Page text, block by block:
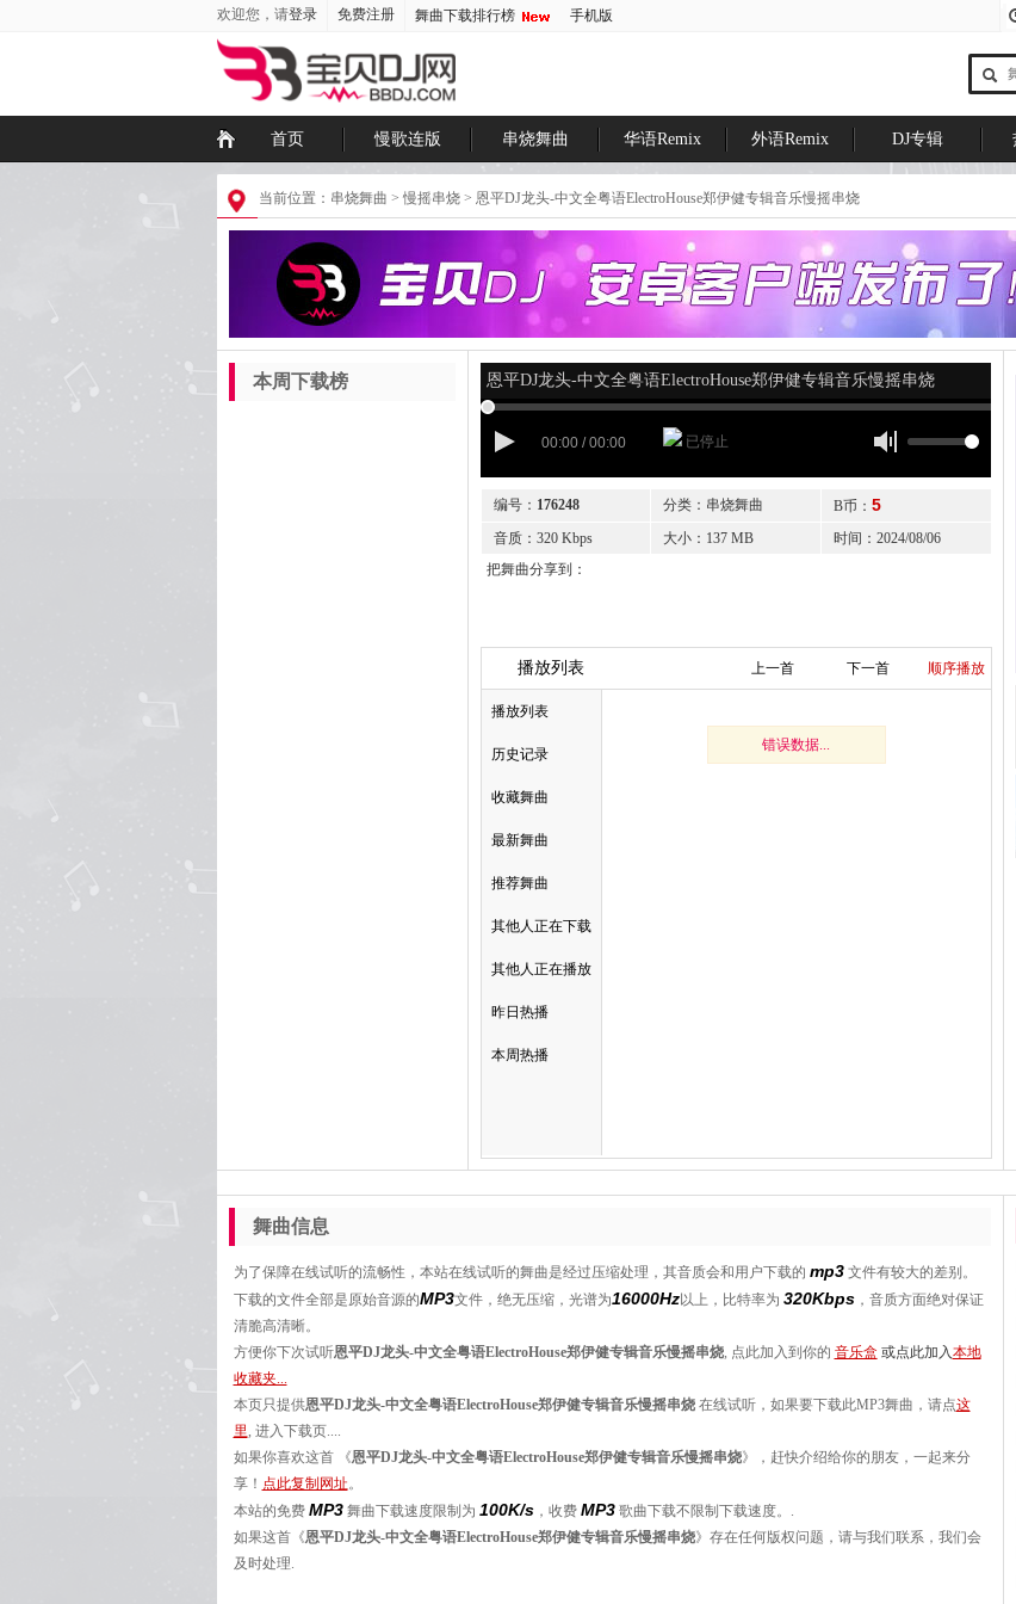
欢迎您，请登录 免费注册 舞曲下载排行榜 手机版
首页 慢歌连版 串烧舞曲 华语Remix 外语Remix DJ专辑
当前位置： 串烧舞曲 > 慢摇串烧 > 恩平DJ龙头-中文全粤语ElectroHouse郑伊健专辑音乐慢摇串烧
本周下载榜 恩平DJ龙头-中文全粤语ElectroHouse郑伊健专辑音乐慢摇串烧
00:00 / 00:00 已停止
编号： 176248 分类：串烧舞曲 B币： 5
音质：320 Kbps 大小：137 MB
时间：2024/08/06
把舞曲分享到：
播放列表 顺序播放
下一首
上一首
播放列表
历史记录
收藏舞曲
最新舞曲
推荐舞曲
其他人正在下载
其他人正在播放
昨日热播
本周热播
错误数据...
舞曲信息
为了保障在线试听的流畅性，本站在线试听的舞曲是经过压缩处理，其音质会和用户下载的 mp3文件有较大的差别。
下载的文件全部是原始音源的MP3文件，绝无压缩，光谱为16000Hz以上，比特率为 320Kbps，音质方面绝对保证
清脆高清晰。
方便你下次试听恩平DJ龙头-中文全粤语ElectroHouse郑伊健专辑音乐慢摇串烧, 点此加入到你的 音乐盒 或点此加入本地
收藏夹...
本页只提供恩平DJ龙头-中文全粤语ElectroHouse郑伊健专辑音乐慢摇串烧在线试听，如果要下载此MP3舞曲，请点这
里, 进入下载页....
如果你喜欢这首 《恩平DJ龙头-中文全粤语ElectroHouse郑伊健专辑音乐慢摇串烧》，赶快介绍给你的朋友，一起来分
享！ 点此复制网址。
本站的免费 MP3舞曲下载速度限制为 100K/s，收费 MP3歌曲下载不限制下载速度。.
如果这首《恩平DJ龙头-中文全粤语ElectroHouse郑伊健专辑音乐慢摇串烧》存在任何版权问题，请与我们联系，我们会
及时处理.